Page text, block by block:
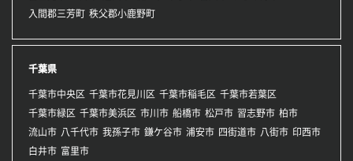
入間郡三芳町 秩父郡小鹿野町
千葉県
千葉市中央区 千葉市花見川区 千葉市稲毛区 千葉市若葉区
千葉市緑区 千葉市美浜区 市川市 船橋市 松戸市 習志野市 柏市
流山市 八千代市 我孫子市 鎌ケ谷市 浦安市 四街道市 八街市 印西市
白井市 富里市